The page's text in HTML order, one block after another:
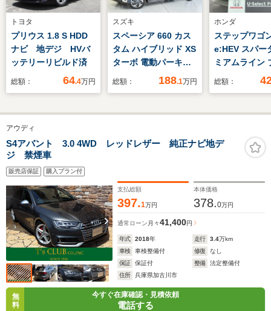
トヨタ
プリウス 1.8 S HDD
ナビ 地デジ HVバ
ッテリーリビルド済
総額： 64.4万円
スズキ
スペーシア 660 カス
タム ハイブリッド XS
ターボ 電動パーキン
グブレーキ ACC
イドドア 衝突被害軽
サー サーキュレータ
ド サイド・カーテン
エアバック
総額： 188.1万円
ホンダ
ステップワゴ
e:HEV スパー
ミアムライン
ク エディシ
11.4inナビ
ラ BTオ-ディ
USB Carplay
ールゲート シ
ーター 電子
グブレーキ
総額：
アウディ
S4アバント 3.0 4WD レッドレザー 純正ナビ地デ
ジ 禁煙車
販売店保証 購入プラン付
支払総額
397.1万円
本体価格
378.0万円
通常ローン 月々41,400円
年式 2018年 走行 3.4万km
車検
車検整備付 修復
なし
保証
保証付 整備
法定整備付
住所
兵庫県加古川市
無
料
今すぐ在庫確認・見積依頼
電話する